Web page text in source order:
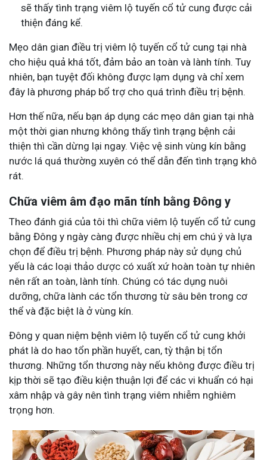
sẽ thấy tình trạng viêm lộ tuyến cổ tử cung được cải
thiện đáng kể.
Mẹo dân gian điều trị viêm lộ tuyến cổ tử cung tại nhà
cho hiệu quả khá tốt, đảm bảo an toàn và lành tính. Tuy
nhiên, bạn tuyệt đối không được lạm dụng và chỉ xem
đây là phương pháp bổ trợ cho quá trình điều trị bệnh.
Hơn thế nữa, nếu bạn áp dụng các mẹo dân gian tại nhà
một thời gian nhưng không thấy tình trạng bệnh cải
thiện thì cần dừng lại ngay. Việc vệ sinh vùng kín bằng
nước lá quá thường xuyên có thể dẫn đến tình trạng khô
rát.
Chữa viêm âm đạo mãn tính bằng Đông y
Theo đánh giá của tôi thì chữa viêm lộ tuyến cổ tử cung
bằng Đông y ngày càng được nhiều chị em chú ý và lựa
chọn để điều trị bệnh. Phương pháp này sử dụng chủ
yếu là các loại thảo dược có xuất xứ hoàn toàn tự nhiên
nên rất an toàn, lành tính. Chúng có tác dụng nuôi
dưỡng, chữa lành các tổn thương từ sâu bên trong cơ
thể và đặc biệt là ở vùng kín.
Đông y quan niệm bệnh viêm lộ tuyến cổ tử cung khởi
phát là do hao tổn phần huyết, can, tỳ thận bị tổn
thương. Những tổn thương này nếu không được điều trị
kịp thời sẽ tạo điều kiện thuận lợi để các vi khuẩn có hại
xâm nhập và gây nên tình trạng viêm nhiễm nghiêm
trọng hơn.